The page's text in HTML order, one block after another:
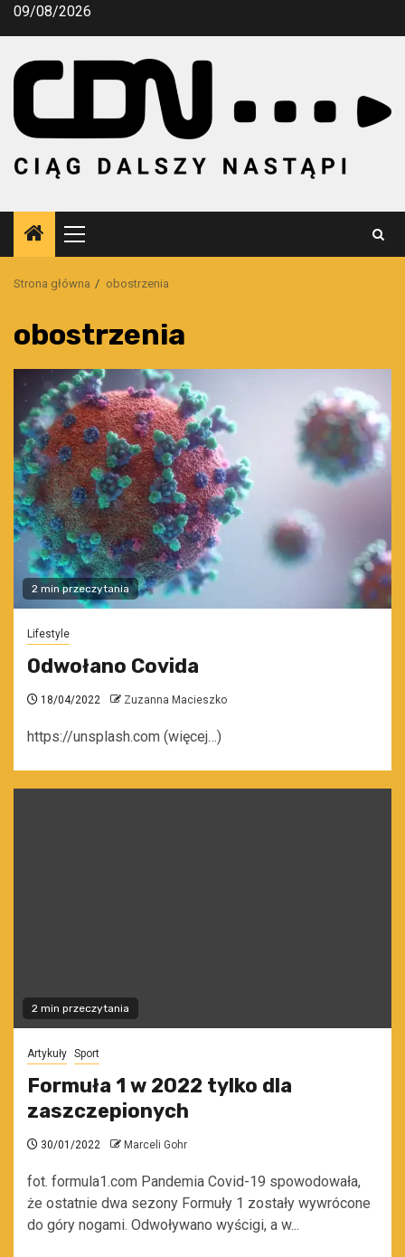
Przejdź
09/08/2026
Menu
główne
Strona główna obostrzenia
obostrzenia
2 min przeczytania
Lifestyle
Odwołano Covida
18/04/2022 Zuzanna Macieszko
https://unsplash.com (więcej…)
2 min przeczytania
Artykuły Sport
Formuła 1 w 2022 tylko dla
zaszczepionych
30/01/2022 Marceli Gohr
fot. formula1.com Pandemia Covid-19 spowodowała,
że ostatnie dwa sezony Formuły 1 zostały wywrócone
do góry nogami. Odwoływano wyścigi, a w...